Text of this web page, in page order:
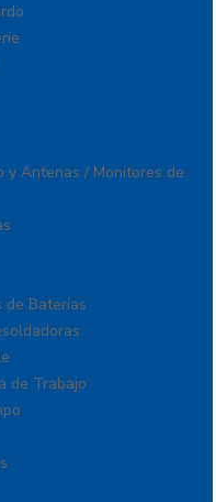
y Antenas / Monitores de
de Baterías
de Trabajo